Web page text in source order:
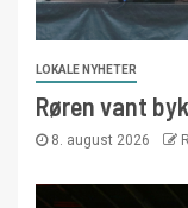
LOKALE NYHETER
Røren vant
8. august 2026